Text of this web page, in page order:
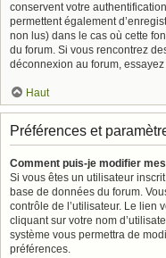
conservent votre
permettent également
non lus) dans le cas où cette
du forum. Si vous rencontrez
déconnexion au forum,
Haut
Préférences et
Comment puis-je modifier
Si vous êtes un utilisateur
base de données du forum.
contrôle de l’utilisateur. Le lien
cliquant sur votre nom
système vous permettra de
préférences.